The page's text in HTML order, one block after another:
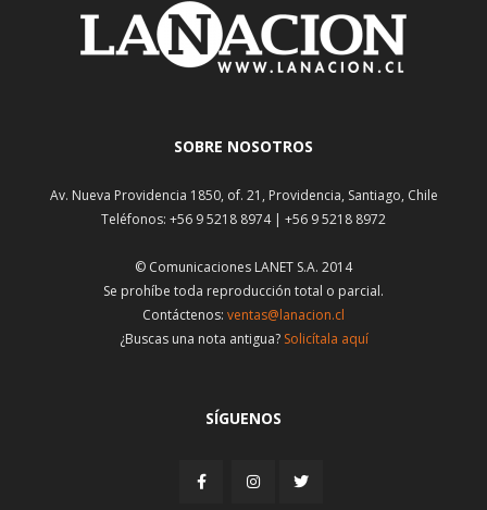
SOBRE NOSOTROS
Av. Nueva Providencia 1850, of. 21, Providencia, Santiago, Chile
Teléfonos: +56 9 5218 8974 | +56 9 5218 8972
© Comunicaciones LANET S.A. 2014
Se prohíbe toda reproducción total o parcial.
Contáctenos: ventas@lanacion.cl
¿Buscas una nota antigua? Solicítala aquí
SÍGUENOS